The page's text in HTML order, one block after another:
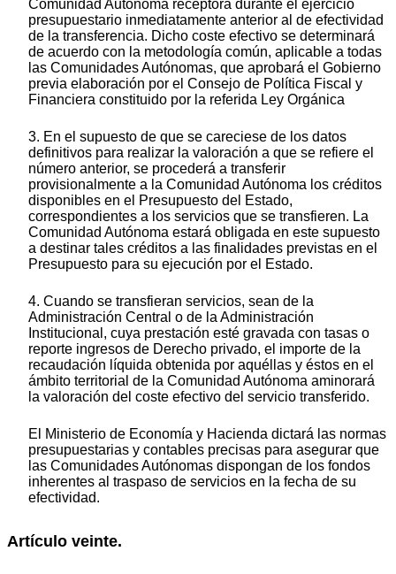
Comunidad Autónoma receptora durante el ejercicio
presupuestario inmediatamente anterior al de efectividad
de la transferencia. Dicho coste efectivo se determinará
de acuerdo con la metodología común, aplicable a todas
las Comunidades Autónomas, que aprobará el Gobierno
previa elaboración por el Consejo de Política Fiscal y
Financiera constituido por la referida Ley Orgánica
3. En el supuesto de que se careciese de los datos
definitivos para realizar la valoración a que se refiere el
número anterior, se procederá a transferir
provisionalmente a la Comunidad Autónoma los créditos
disponibles en el Presupuesto del Estado,
correspondientes a los servicios que se transfieren. La
Comunidad Autónoma estará obligada en este supuesto
a destinar tales créditos a las finalidades previstas en el
Presupuesto para su ejecución por el Estado.
4. Cuando se transfieran servicios, sean de la
Administración Central o de la Administración
Institucional, cuya prestación esté gravada con tasas o
reporte ingresos de Derecho privado, el importe de la
recaudación líquida obtenida por aquéllas y éstos en el
ámbito territorial de la Comunidad Autónoma aminorará
la valoración del coste efectivo del servicio transferido.
El Ministerio de Economía y Hacienda dictará las normas
presupuestarias y contables precisas para asegurar que
las Comunidades Autónomas dispongan de los fondos
inherentes al traspaso de servicios en la fecha de su
efectividad.
Artículo veinte.